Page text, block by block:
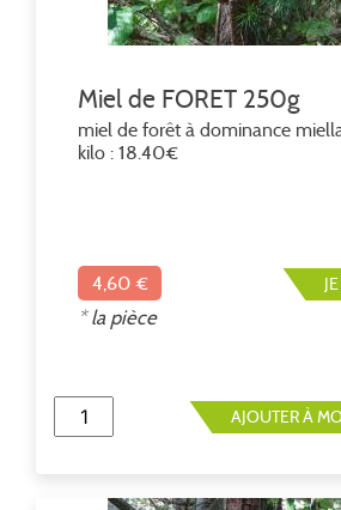
Miel de FORET 250g
miel de forêt à dominance
kilo : 18.40€
4,60 €
* la pièce
AJOUTER À